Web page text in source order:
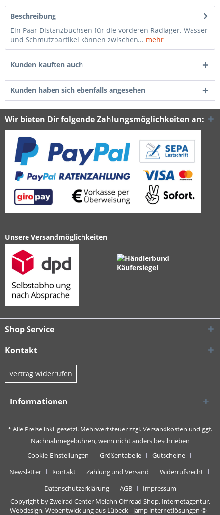
Beschreibung
Ein Paar Distanzbuchsen für die vorderen Radlager. Wasser
und Schmutzpartikel können zwischen... mehr
Kunden kauften auch
Kunden haben sich ebenfalls angesehen
Wir bieten Dir folgende Zahlungsmöglichkeiten an:
Unsere Versandmöglichkeiten
Shop Service
Kontakt
Vertrag widerrufen
Informationen
* Alle Preise inkl. gesetzl. Mehrwertsteuer zzgl.Versandkosten und ggf.
Nachnahmegebühren, wenn nicht anders beschrieben
Cookie-Einstellungen
Größentabelle
Gutscheine
Newsletter
Kontakt Zahlung und Versand
Widerrufsrecht
Datenschutzerklärung
AGB
Impressum
Copyright by Zweirad Center Melahn Offroad Shop, Internetagentur,
Webdesign, Webentwicklung aus Lübeck - jamp internetlösungen © -